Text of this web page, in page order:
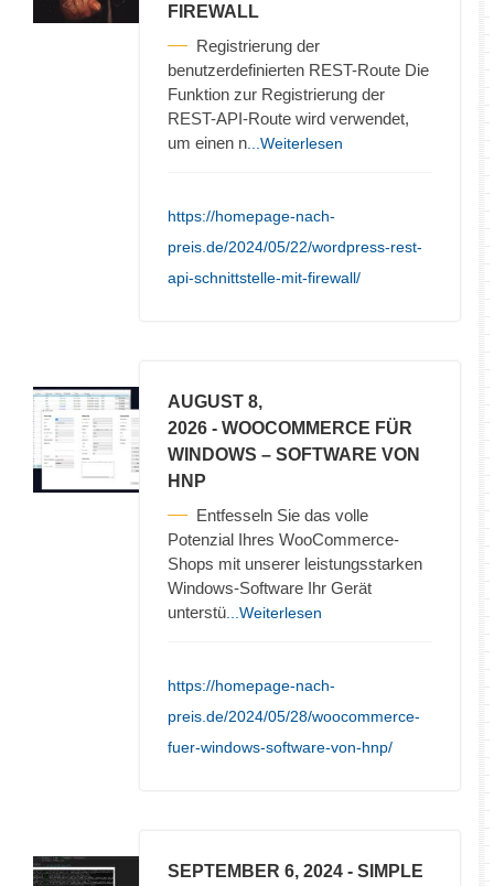
FIREWALL
Registrierung der
benutzerdefinierten REST-Route Die
Funktion zur Registrierung der
REST-API-Route wird verwendet,
um einen n ...Weiterlesen
https://homepage-nach-
preis.de/2024/05/22/wordpress-rest-
api-schnittstelle-mit-firewall/
AUGUST 8,
2026 - WOOCOMMERCE FÜR
WINDOWS – SOFTWARE VON
HNP
Entfesseln Sie das volle
Potenzial Ihres WooCommerce-
Shops mit unserer leistungsstarken
Windows-Software Ihr Gerät
unterstü ...Weiterlesen
https://homepage-nach-
preis.de/2024/05/28/woocommerce-
fuer-windows-software-von-hnp/
SEPTEMBER 6, 2024 - SIMPLE